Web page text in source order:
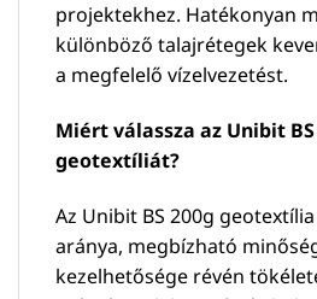
projektekhez. Hatékonyan
különböző talajrétegek
a megfelelő vízelvezetést.
Miért válassza az Unibit BS
geotextíliát?
Az Unibit BS 200g
aránya, megbízható
kezelhetősége révén